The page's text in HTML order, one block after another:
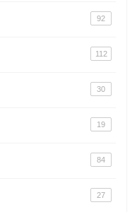
92
112
30
19
84
27